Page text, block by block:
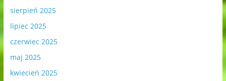
sierpień 2025
lipiec 2025
czerwiec 2025
maj 2025
kwiecień 2025